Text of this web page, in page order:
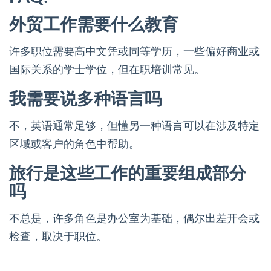
外贸工作需要什么教育
许多职位需要高中文凭或同等学历，一些偏好商业或
国际关系的学士学位，但在职培训常见。
我需要说多种语言吗
不，英语通常足够，但懂另一种语言可以在涉及特定
区域或客户的角色中帮助。
旅行是这些工作的重要组成部分
吗
不总是，许多角色是办公室为基础，偶尔出差开会或
检查，取决于职位。